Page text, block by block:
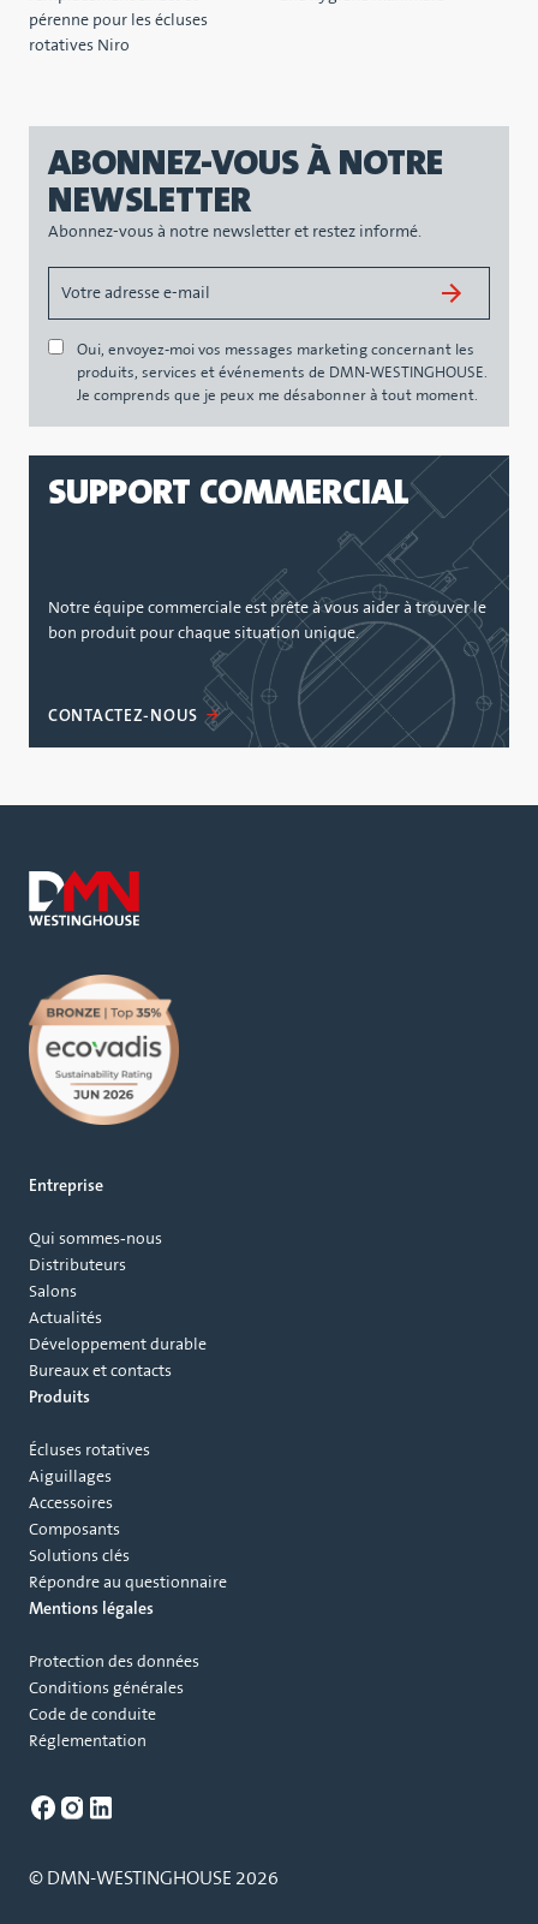
pérenne pour les écluses
rotatives Niro
ABONNEZ-VOUS À NOTRE
NEWSLETTER
Abonnez-vous à notre newsletter et restez informé.
Oui, envoyez-moi vos messages marketing concernant les
produits, services et événements de DMN-WESTINGHOUSE.
Je comprends que je peux me désabonner à tout moment.
SUPPORT COMMERCIAL
Notre équipe commerciale est prête à vous aider à trouver le
bon produit pour chaque situation unique.
CONTACTEZ-NOUS
Entreprise
Qui sommes‑nous
Distributeurs
Salons
Actualités
Développement durable
Bureaux et contacts
Produits
Écluses rotatives
Aiguillages
Accessoires
Composants
Solutions clés
Répondre au questionnaire
Mentions légales
Protection des données
Conditions générales
Code de conduite
Réglementation
© DMN-WESTINGHOUSE 2026